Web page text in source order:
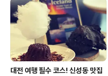
대전 여행 필수 코스! 신성동 맛집